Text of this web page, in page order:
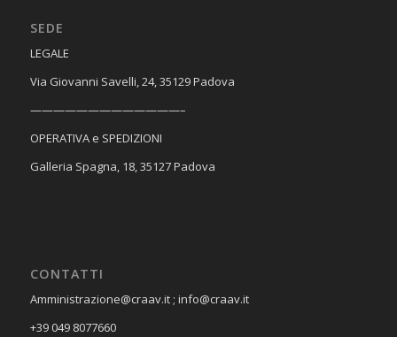
SEDE
​LEGALE
Via Giovanni Savelli, 24, 35129 Padova
—————————————–
OPERATIVA e SPEDIZIONI
Galleria Spagna, 18, 35127 Padova
CONTATTI
Amministrazione@craav.it ; info@craav.it
+39 049 8077660